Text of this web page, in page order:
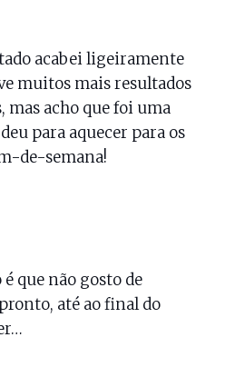
acabei ligeiramente
muitos mais resultados
mas acho que foi uma
para aquecer para os
de-semana!
que não gosto de
até ao final do